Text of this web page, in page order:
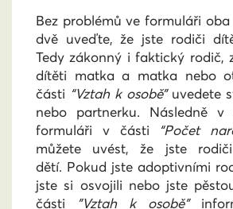
Bez problémů ve formuláři
dvě uveďte, že jste rodiči
Tedy zákonný i faktický rodič,
dítěti matka a matka nebo
části “Vztah k osobě”uvedete
nebo partnerku. Následně v
formuláři v části “Počet
můžete uvést, že jste
dětí. Pokud jste adoptivními
jste si osvojili nebo jste
části "Vztah k osobě"